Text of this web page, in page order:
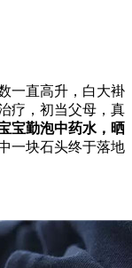
一直高升，白大褂
疗，初当父母，真
宝勤泡中药水，晒
一块石头终于落地